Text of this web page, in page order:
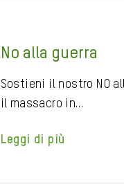
No alla guerra
Sostieni il nostro NO
il massacro in…
Leggi di più